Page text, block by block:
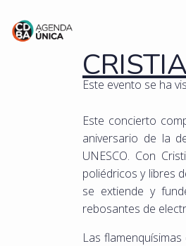
Este evento se ha
Este concierto
aniversario de la
UNESCO. Con
poliédricos y libres
se extiende y
rebosantes de
Las